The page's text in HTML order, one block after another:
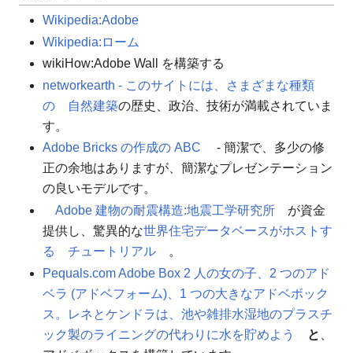
Wikipedia:Adobe
Wikipedia:ローム
wikiHow:Adobe Wall を構築する
networkearth - このサイトには、さまざまな種類
の
自然建築の歴史、政治、技術が満載さ​​れていま
す。
Adobe Bricks の作成の ABC
- 簡潔で、多少の修
正の余地はありますが、簡潔なプレゼンテーション
の良いモデルです。
Adobe 建物の耐震構造:地震工学研究所
が資金
提供し
、驚異的な世界住宅データベースがホストす
る
チュートリアル
。
Pequals.com Adob​​e Box 2 人の女の子、2 つのアド
ベラ (アドベフォーム)、1 つの大きなアドベボック
ス。レネとケンドラは、池や雑排水湿地のプラスチ
ック製のライニングの代わりに水を貯めよう
と